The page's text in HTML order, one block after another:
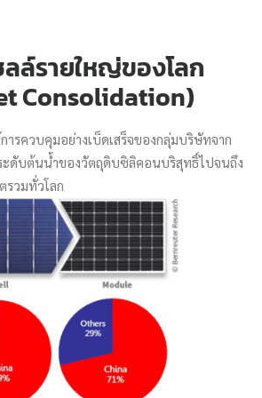
ล์รายใหญ่ของโลก
Consolidation)
รควบคุมอย่างเบ็ดเสร็จของกลุ่มบริษัทจาก
ะดับต้นน้ำของวัตถุดิบซิลิคอนบริสุทธิ์ไปจนถึง
รวมทั่วโลก